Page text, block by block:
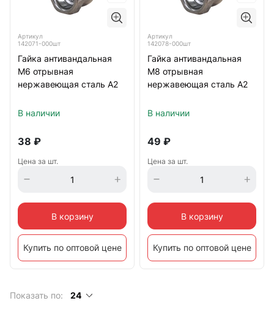
Артикул
142071-000шт
Гайка антивандальная
М6 отрывная
нержавеющая сталь А2
В наличии
38 ₽
Цена за шт.
В корзину
Купить по оптовой цене
Артикул
142078-000шт
Гайка антивандальная
М8 отрывная
нержавеющая сталь А2
В наличии
49 ₽
Цена за шт.
В корзину
Купить по оптовой цене
Показать по: 24